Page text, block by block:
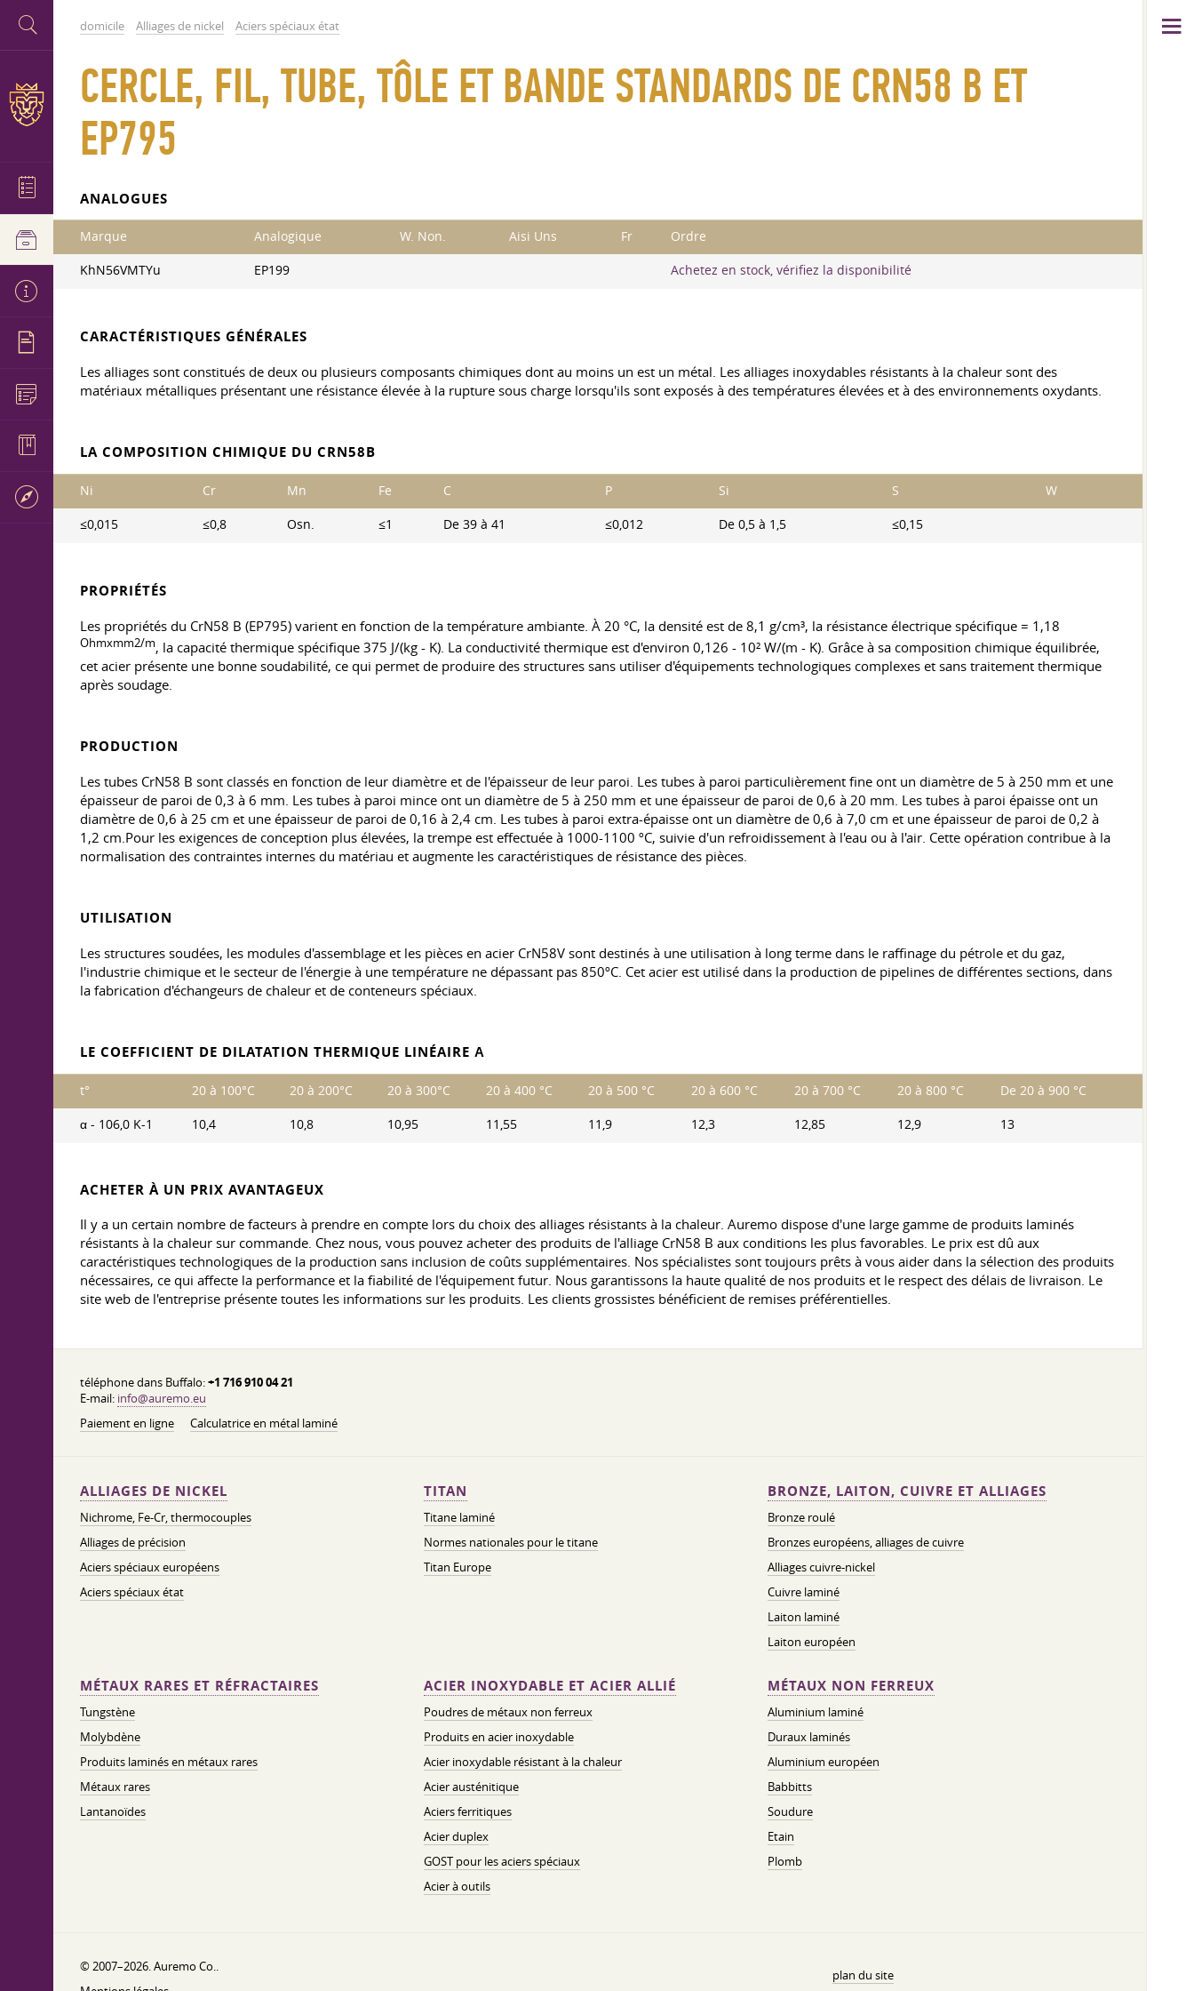
domicile Alliages de nickel Aciers spéciaux état
CERCLE, FIL, TUBE, TÔLE ET BANDE STANDARDS DE CRN58 B ET
EP795
ANALOGUES
Marque Analogique W. Non. Aisi Uns Fr Ordre
KhN56VMTYu EP199 Achetez en stock, vérifiez la disponibilité
CARACTÉRISTIQUES GÉNÉRALES
Les alliages sont constitués de deux ou plusieurs composants chimiques dont au moins un est un métal. Les alliages inoxydables résistants à la chaleur sont des
matériaux métalliques présentant une résistance élevée à la rupture sous charge lorsqu'ils sont exposés à des températures élevées et à des environnements oxydants.
LA COMPOSITION CHIMIQUE DU CRN58B
Ni Cr Mn Fe C P Si S W
≤0,015 ≤0,8 Osn. ≤1 De 39 à 41 ≤0,012 De 0,5 à 1,5 ≤0,15
PROPRIÉTÉS
Les propriétés du CrN58 B (EP795) varient en fonction de la température ambiante. À 20 °C, la densité est de 8,1 g/cm³, la résistance électrique spécifique = 1,18
Ohmxmm2/m, la capacité thermique spécifique 375 J/(kg - K). La conductivité thermique est d'environ 0,126 - 10² W/(m - K). Grâce à sa composition chimique équilibrée,
cet acier présente une bonne soudabilité, ce qui permet de produire des structures sans utiliser d'équipements technologiques complexes et sans traitement thermique
après soudage.
PRODUCTION
Les tubes CrN58 B sont classés en fonction de leur diamètre et de l'épaisseur de leur paroi. Les tubes à paroi particulièrement fine ont un diamètre de 5 à 250 mm et une
épaisseur de paroi de 0,3 à 6 mm. Les tubes à paroi mince ont un diamètre de 5 à 250 mm et une épaisseur de paroi de 0,6 à 20 mm. Les tubes à paroi épaisse ont un
diamètre de 0,6 à 25 cm et une épaisseur de paroi de 0,16 à 2,4 cm. Les tubes à paroi extra-épaisse ont un diamètre de 0,6 à 7,0 cm et une épaisseur de paroi de 0,2 à
1,2 cm.Pour les exigences de conception plus élevées, la trempe est effectuée à 1000-1100 ºC, suivie d'un refroidissement à l'eau ou à l'air. Cette opération contribue à la
normalisation des contraintes internes du matériau et augmente les caractéristiques de résistance des pièces.
UTILISATION
Les structures soudées, les modules d'assemblage et les pièces en acier CrN58V sont destinés à une utilisation à long terme dans le raffinage du pétrole et du gaz,
l'industrie chimique et le secteur de l'énergie à une température ne dépassant pas 850ºС. Cet acier est utilisé dans la production de pipelines de différentes sections, dans
la fabrication d'échangeurs de chaleur et de conteneurs spéciaux.
LE COEFFICIENT DE DILATATION THERMIQUE LINÉAIRE Α
t° 20 à 100°C 20 à 200°C 20 à 300°C 20 à 400 °C 20 à 500 °C 20 à 600 °C 20 à 700 °C 20 à 800 °C De 20 à 900 °C
α - 106,0 K-1 10,4 10,8 10,95 11,55 11,9 12,3 12,85 12,9 13
ACHETER À UN PRIX AVANTAGEUX
Il y a un certain nombre de facteurs à prendre en compte lors du choix des alliages résistants à la chaleur. Auremo dispose d'une large gamme de produits laminés
résistants à la chaleur sur commande. Chez nous, vous pouvez acheter des produits de l'alliage CrN58 B aux conditions les plus favorables. Le prix est dû aux
caractéristiques technologiques de la production sans inclusion de coûts supplémentaires. Nos spécialistes sont toujours prêts à vous aider dans la sélection des produits
nécessaires, ce qui affecte la performance et la fiabilité de l'équipement futur. Nous garantissons la haute qualité de nos produits et le respect des délais de livraison. Le
site web de l'entreprise présente toutes les informations sur les produits. Les clients grossistes bénéficient de remises préférentielles.
téléphone dans Buffalo:+1 716 910 04 21
E-mail: info@auremo.eu
Paiement en ligne
Calculatrice en métal laminé
ALLIAGES DE NICKEL
Nichrome, Fe-Cr, thermocouples
Alliages de précision
Aciers spéciaux européens
Aciers spéciaux état
TITAN
Titane laminé
Normes nationales pour le titane
Titan Europe
BRONZE, LAITON, CUIVRE ET ALLIAGES
Bronze roulé
Bronzes européens, alliages de cuivre
Alliages cuivre-nickel
Cuivre laminé
Laiton laminé
Laiton européen
MÉTAUX RARES ET RÉFRACTAIRES
Tungstène
Molybdène
Produits laminés en métaux rares
Métaux rares
Lantanoïdes
ACIER INOXYDABLE ET ACIER ALLIÉ
Poudres de métaux non ferreux
Produits en acier inoxydable
Acier inoxydable résistant à la chaleur
Acier austénitique
Aciers ferritiques
Acier duplex
GOST pour les aciers spéciaux
Acier à outils
MÉTAUX NON FERREUX
Aluminium laminé
Duraux laminés
Aluminium européen
Babbitts
Soudure
Etain
Plomb
© 2007–2026. Auremo Co..
plan du site